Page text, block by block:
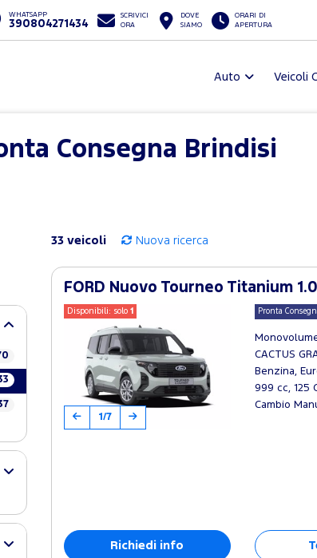
WHATSAPP
390804271434
SCRIVICI
ORA
DOVE
SIAMO
ORARI DI
APERTURA
Auto Veicoli
Consegna Brindisi
33 veicoli Nuova ricerca
FORD Nuovo Tourneo Titanium
Disponibili: solo 1
1/7
Pronta
CACTUS
Benzina,
999 cc, 125
Cambio
Richiedi info